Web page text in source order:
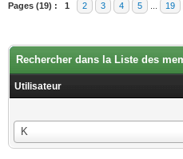
Pages (19) : 1 2 3 4 5 19
Rechercher dans la Liste des
Utilisateur
K
Utilisateur